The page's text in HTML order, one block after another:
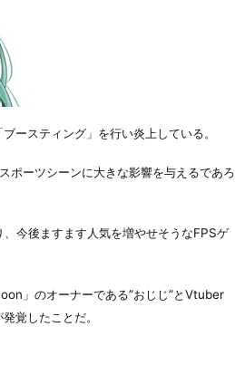
ースティング」を行い炎上している。
ポーツシーンに大きな影響を与えるであろ
今後ますます人気を増やせそうなFPSゲ
」のオーナーである”おじじ”とVtuber
覚したことだ。